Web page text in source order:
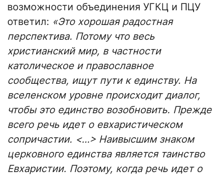
возможности объединения УГКЦ и ПЦУ
ответил: «Это хорошая радостная
перспектива. Потому что весь
христианский мир, в частности
католическое и православное
сообщества, ищут пути к единству. На
вселенском уровне происходит диалог,
чтобы это единство возобновить. Прежде
всего речь идет о евхаристическом
сопричастии. <…> Наивысшим знаком
церковного единства является таинство
Евхаристии. Поэтому, когда речь идет о